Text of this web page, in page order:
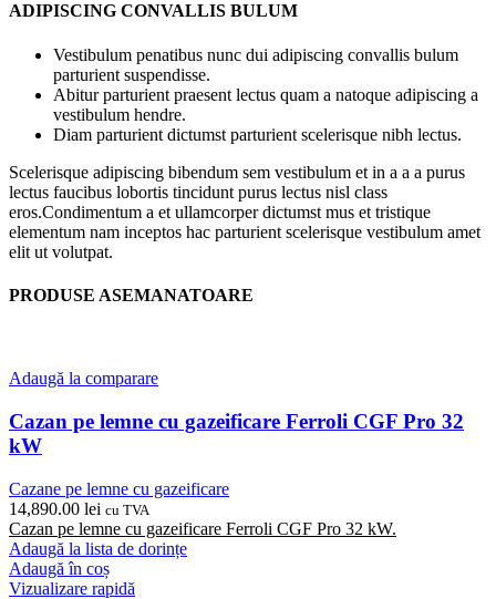
ADIPISCING CONVALLIS BULUM
Vestibulum penatibus nunc dui adipiscing convallis bulum
parturient suspendisse.
Abitur parturient praesent lectus quam a natoque adipiscing a
vestibulum hendre.
Diam parturient dictumst parturient scelerisque nibh lectus.
Scelerisque adipiscing bibendum sem vestibulum et in a a a purus
lectus faucibus lobortis tincidunt purus lectus nisl class
eros.Condimentum a et ullamcorper dictumst mus et tristique
elementum nam inceptos hac parturient scelerisque vestibulum amet
elit ut volutpat.
PRODUSE ASEMANATOARE
Adaugă la comparare
Cazan pe lemne cu gazeificare Ferroli CGF Pro 32
kW
Cazane pe lemne cu gazeificare
14,890.00 lei cu TVA
Cazan pe lemne cu gazeificare Ferroli CGF Pro 32 kW.
Adaugă la lista de dorințe
Adaugă în coș
Vizualizare rapidă